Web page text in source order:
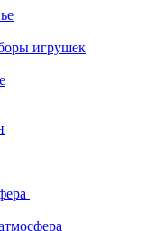
игрушек